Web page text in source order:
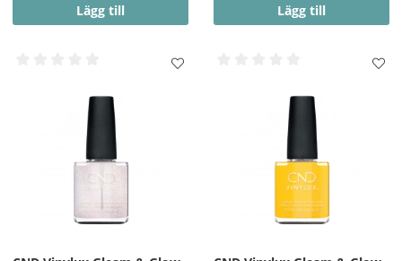
Lägg till Lägg till